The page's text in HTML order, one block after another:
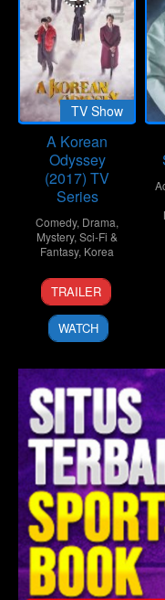
TV Show
A Korean
Odyssey
(2017) TV
Series
Comedy, Drama,
Mystery,Sci-Fi &
Fantasy, Korea
23
Dec
2017
Hong
Mi-
ran
TRAILER
WATCH